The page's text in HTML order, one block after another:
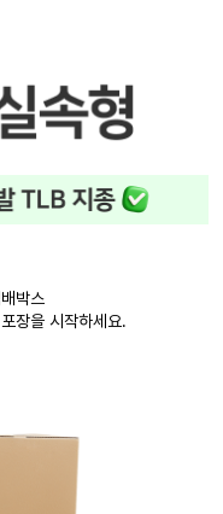
박스
장을 시작하세요.